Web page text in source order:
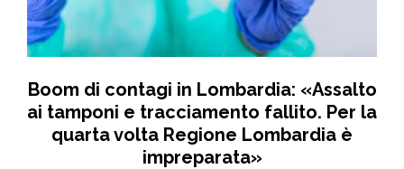
Boom di contagi in Lombardia: «Assalto
ai tamponi e tracciamento fallito. Per la
quarta volta Regione Lombardia è
impreparata»